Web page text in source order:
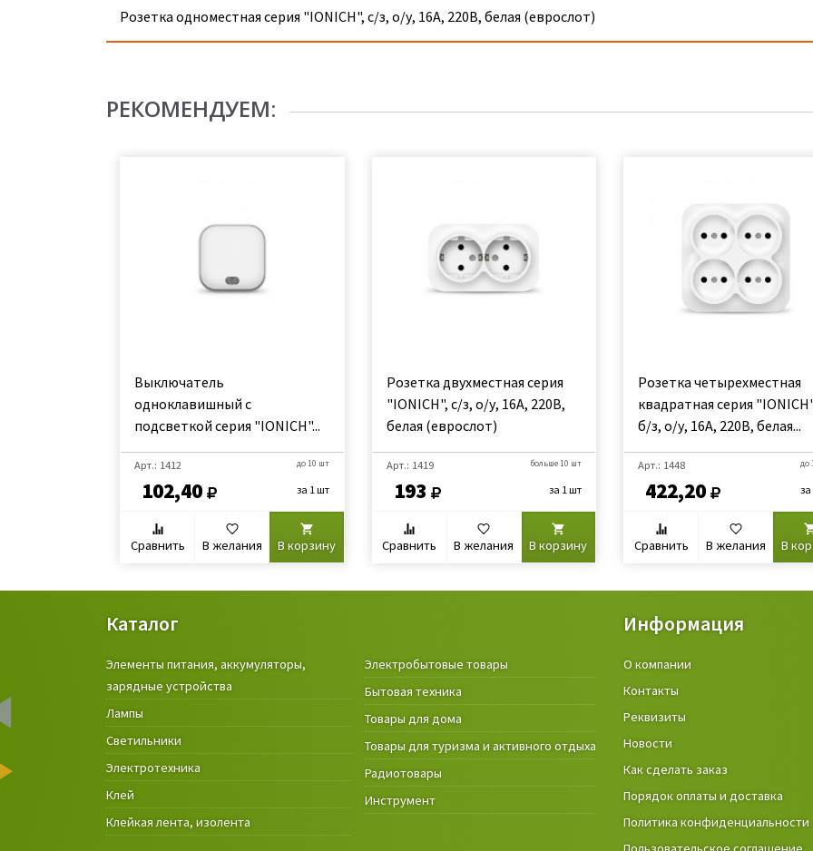
Розетка одноместная серия "IONICH", с/з, о/у, 16А, 220В, белая (еврослот)
РЕКОМЕНДУЕМ:
Выключатель
одноклавишный с
подсветкой серия "IONICH"...
Арт.: 1412
102,40
до 10 шт
за 1 шт
Сравнить В желания В корзину
Розетка двухместная серия
"IONICH", с/з, о/у, 16А, 220В,
белая (еврослот)
Арт.: 1419
193
больше 10 шт
за 1 шт
Сравнить В желания В корзину
Розетка четырехместная
квадратная серия
б/з, о/у, 16А, 220В, белая...
Арт.: 1448
422,20
до
Сравнить В желания В
Каталог
Элементы питания, аккумуляторы,
зарядные устройства
Лампы
Светильники
Электротехника
Клей
Клейкая лента, изолента
Электробытовые товары
Бытовая техника
Товары для дома
Товары для туризма и активного отдыха
Радиотовары
Инструмент
Крепёжные изделия и
материалы
Товары и инструмент для дачи,
Фонари
Информация
О компании
Контакты
Реквизиты
Новости
Как сделать заказ
Порядок оплаты и доставка
Политика конфиденциальности